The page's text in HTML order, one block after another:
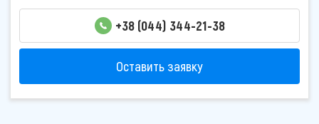
+38 (044) 344-21-38
Оставить заявку